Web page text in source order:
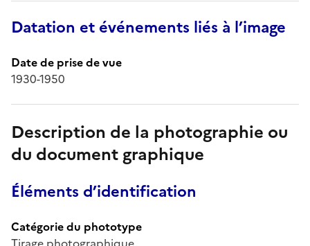
Datation et événements liés à l’image
Date de prise de vue
1930-1950
Description de la photographie ou
du document graphique
Éléments d’identification
Catégorie du phototype